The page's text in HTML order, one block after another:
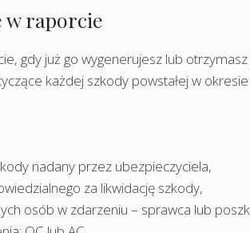
w raporcie
gdy już go wygenerujesz lub
każdej szkody powstałej w
nadany przez ubezpieczyciela,
za likwidację szkody,
osób w zdarzeniu – sprawca lub